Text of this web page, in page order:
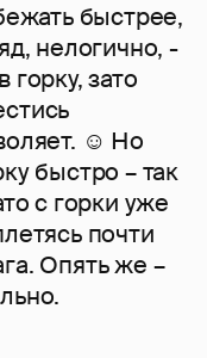
быстрее,
нелогично, -
зато
☺ Но
быстро – так
с горки уже
почти
Опять же –